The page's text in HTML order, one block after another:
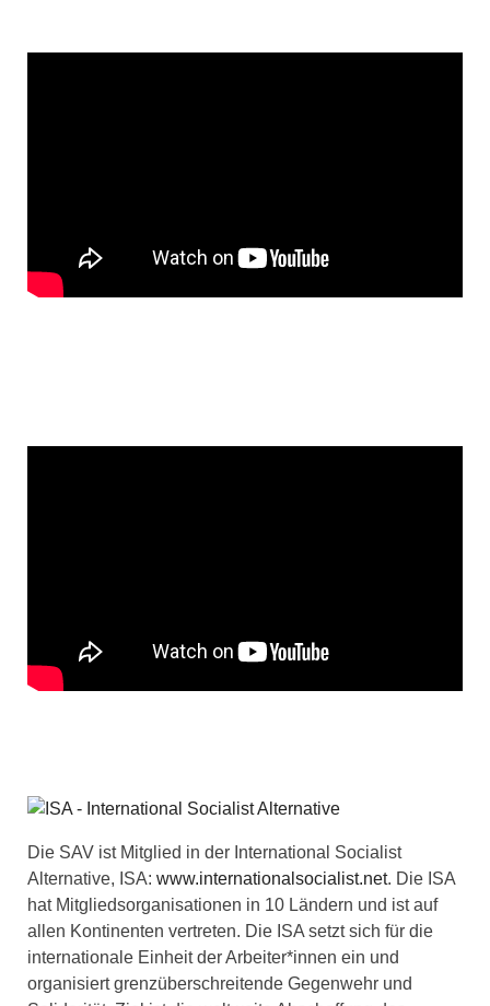
Die SAV ist Mitglied in der International Socialist
Alternative, ISA: www.internationalsocialist.net. Die ISA
hat Mitgliedsorganisationen in 10 Ländern und ist auf
allen Kontinenten vertreten. Die ISA setzt sich für die
internationale Einheit der Arbeiter*innen ein und
organisiert grenzüberschreitende Gegenwehr und